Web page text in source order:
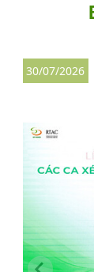
30/07/2026